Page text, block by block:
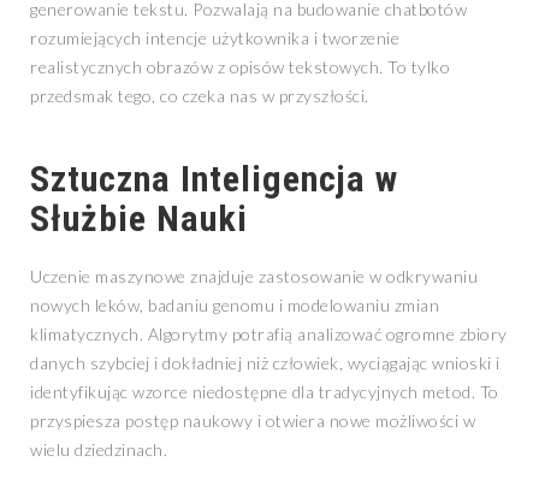
generowanie tekstu. Pozwalają na budowanie chatbotów
rozumiejących intencje użytkownika i tworzenie
realistycznych obrazów z opisów tekstowych. To tylko
przedsmak tego, co czeka nas w przyszłości.
Sztuczna Inteligencja w
Służbie Nauki
Uczenie maszynowe znajduje zastosowanie w odkrywaniu
nowych leków, badaniu genomu i modelowaniu zmian
klimatycznych. Algorytmy potrafią analizować ogromne zbiory
danych szybciej i dokładniej niż człowiek, wyciągając wnioski i
identyfikując wzorce niedostępne dla tradycyjnych metod. To
przyspiesza postęp naukowy i otwiera nowe możliwości w
wielu dziedzinach.